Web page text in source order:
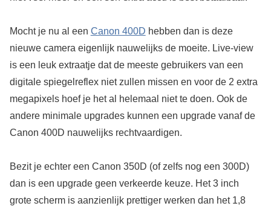
Mocht je nu al een Canon 400D hebben dan is deze
nieuwe camera eigenlijk nauwelijks de moeite. Live-view
is een leuk extraatje dat de meeste gebruikers van een
digitale spiegelreflex niet zullen missen en voor de 2 extra
megapixels hoef je het al helemaal niet te doen. Ook de
andere minimale upgrades kunnen een upgrade vanaf de
Canon 400D nauwelijks rechtvaardigen.
Bezit je echter een Canon 350D (of zelfs nog een 300D)
dan is een upgrade geen verkeerde keuze. Het 3 inch
grote scherm is aanzienlijk prettiger werken dan het 1,8